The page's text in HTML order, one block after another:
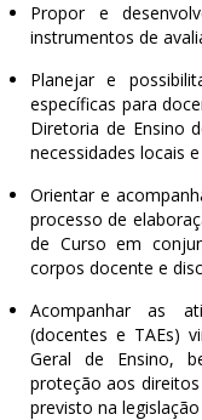
Propor e
instrumentos de
Planejar e
específicas para
Diretoria de Ensino
necessidades locais
Orientar e
processo de
de Curso em
corpos docente e
Acompanhar as
(docentes e TAEs)
Geral de Ensino,
proteção aos
previsto na